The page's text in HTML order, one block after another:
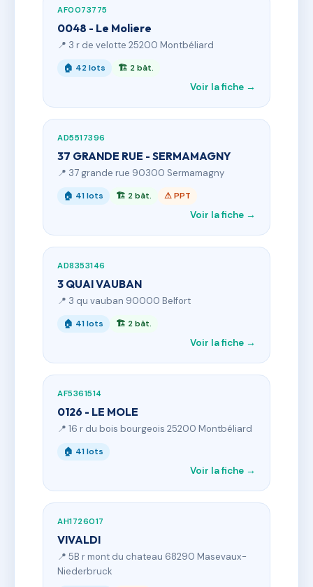
AF0073775
0048 - Le Moliere
📍 3 r de velotte 25200 Montbéliard
🏠 42 lots 🏗 2 bât.
Voir la fiche →
AD5517396
37 GRANDE RUE - SERMAMAGNY
📍 37 grande rue 90300 Sermamagny
🏠 41 lots 🏗 2 bât. ⚠ PPT
Voir la fiche →
AD8353146
3 QUAI VAUBAN
📍 3 qu vauban 90000 Belfort
🏠 41 lots 🏗 2 bât.
Voir la fiche →
AF5361514
0126 - LE MOLE
📍 16 r du bois bourgeois 25200 Montbéliard
🏠 41 lots
Voir la fiche →
AH1726017
VIVALDI
📍 5B r mont du chateau 68290 Masevaux-
Niederbruck